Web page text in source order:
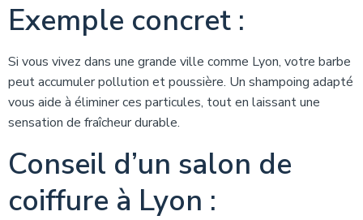
Exemple concret :
Si vous vivez dans une grande ville comme Lyon, votre barbe
peut accumuler pollution et poussière. Un shampoing adapté
vous aide à éliminer ces particules, tout en laissant une
sensation de fraîcheur durable.
Conseil d’un salon de
coiffure à Lyon :